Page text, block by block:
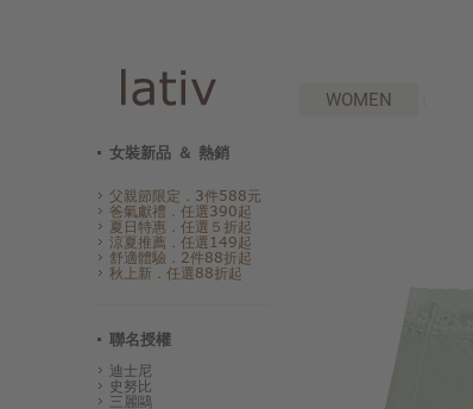
WOMEN
女裝新品 ＆ 熱銷
父親節限定．3件588元
爸氣獻禮．任選390起
夏日特惠．任選５折起
涼夏推薦．任選149起
舒適體驗．2件88折起
秋上新．任選88折起
聯名授權
迪士尼
史努比
三麗鷗